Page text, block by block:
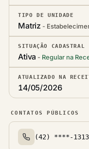
TIPO DE UNIDADE
Matriz
SITUAÇÃO CADASTRAL
Ativa Regular na
ATUALIZADO NA
14/05/2026
CONTATOS PÚBLICOS
Telefone(s)
(42) ****-1313